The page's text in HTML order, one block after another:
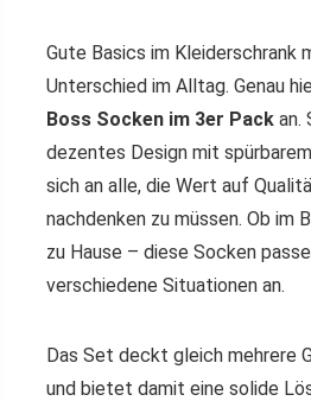
Gute Basics im Kleiderschrank
Unterschied im Alltag. Genau
Boss Socken im 3er Pack an.
dezentes Design mit
sich an alle, die Wert auf
nachdenken zu müssen. Ob im
zu Hause – diese Socken
verschiedene Situationen an.
Das Set deckt gleich mehrere
und bietet damit eine solide